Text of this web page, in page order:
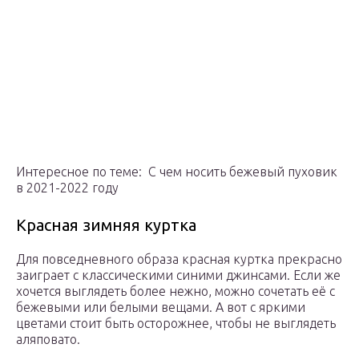
Интересное по теме: С чем носить бежевый пуховик
в 2021-2022 году
Красная зимняя куртка
Для повседневного образа красная куртка прекрасно
заиграет с классическими синими джинсами. Если же
хочется выглядеть более нежно, можно сочетать её с
бежевыми или белыми вещами. А вот с яркими
цветами стоит быть осторожнее, чтобы не выглядеть
аляповато.